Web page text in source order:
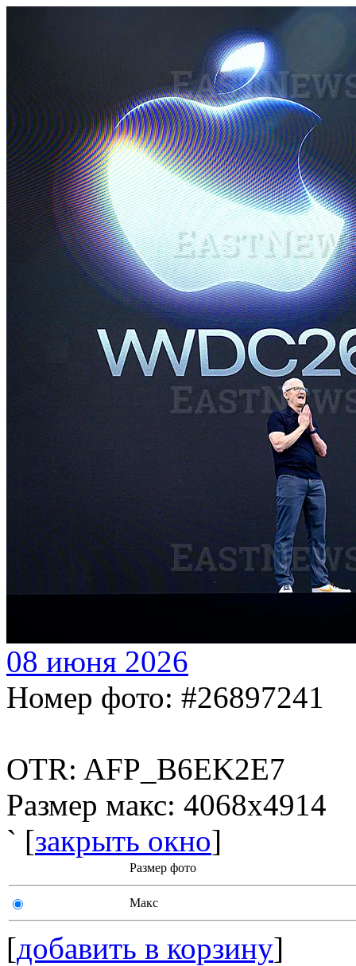
08 июня 2026
Номер фото: #26897241
OTR: AFP_B6EK2E7
Размер макс: 4068x4914
` [закрыть окно]
Размер фото
Макс
[добавить в корзину]